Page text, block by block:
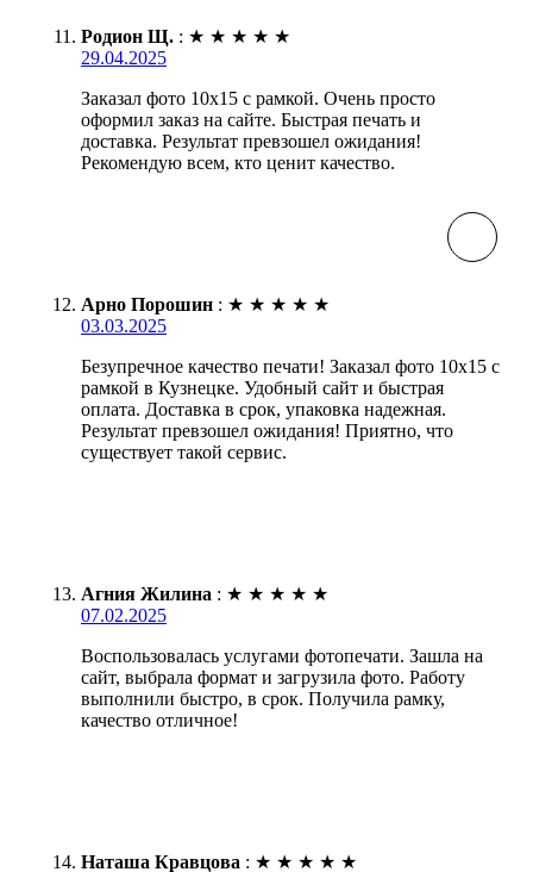
Родион Щ. : ★ ★ ★ ★ ★
29.04.2025
Заказал фото 10х15 с рамкой. Очень просто
оформил заказ на сайте. Быстрая печать и
доставка. Результат превзошел ожидания!
Рекомендую всем, кто ценит качество.
Арно Порошин : ★ ★ ★ ★ ★
03.03.2025
Безупречное качество печати! Заказал фото 10х15 с
рамкой в Кузнецке. Удобный сайт и быстрая
оплата. Доставка в срок, упаковка надежная.
Результат превзошел ожидания! Приятно, что
существует такой сервис.
Агния Жилина : ★ ★ ★ ★ ★
07.02.2025
Воспользовалась услугами фотопечати. Зашла на
сайт, выбрала формат и загрузила фото. Работу
выполнили быстро, в срок. Получила рамку,
качество отличное!
Наташа Кравцова : ★ ★ ★ ★ ★